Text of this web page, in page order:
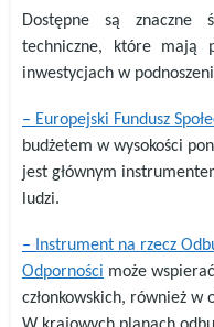
Dostępne są znaczne
techniczne, które mają
inwestycjach w
– Europejski Fundusz
budżetem w wysokości
jest głównym
ludzi.
–
Instrument na rzecz
Odporności może
członkowskich, również w